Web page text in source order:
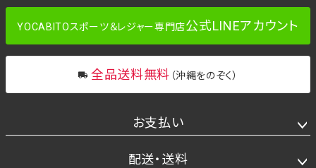
YOCABITOスポーツ＆レジャー専門店公式LINEアカウント
全品送料無料 （沖縄をのぞく）
お支払い
配送・送料